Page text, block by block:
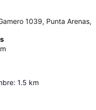
1039, Punta Arenas,
: 1.5 km